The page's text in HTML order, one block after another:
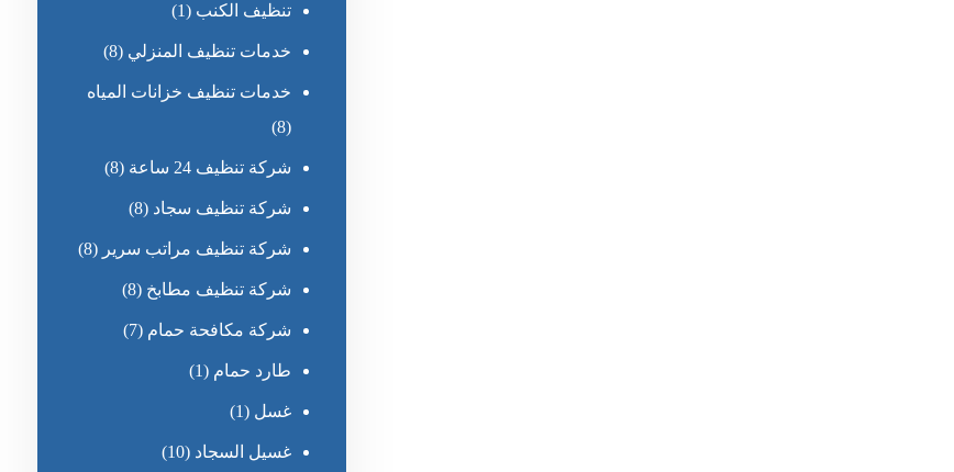
تنظيف الكنب (1)
خدمات تنظيف المنزلي (8)
خدمات تنظيف خزانات المياه
(8)
شركة تنظيف 24 ساعة (8)
شركة تنظيف سجاد (8)
شركة تنظيف مراتب سرير (8)
شركة تنظيف مطابخ (8)
شركة مكافحة حمام (7)
طارد حمام (1)
غسل (1)
غسيل السجاد (10)